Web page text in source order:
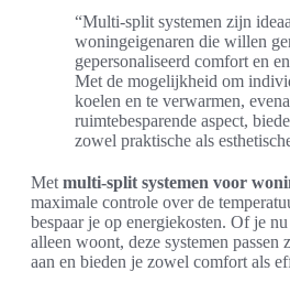
“Multi-split systemen zijn
woningeigenaren die willen
gepersonaliseerd comfort en
Met de mogelijkheid om
koelen en te verwarmen,
ruimtebesparende aspect,
zowel praktische als
Met multi-split systemen voor
maximale controle over de
bespaar je op energiekosten. Of je
alleen woont, deze systemen passen
aan en bieden je zowel comfort als